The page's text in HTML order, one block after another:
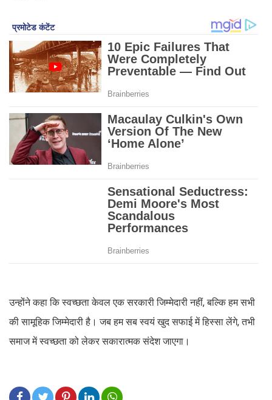
उन्होंने कहा कि स्वच्छता केवल एक सरकारी जिम्मेदारी नहीं, बल्कि हम सभी
की सामूहिक जिम्मेदारी है। जब हम सब स्वयं खुद सफाई में हिस्सा लेंगे, तभी
समाज में स्वच्छता को लेकर सकारात्मक संदेश जाएगा।